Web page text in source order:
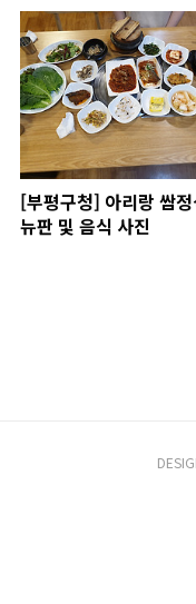
[부평구청] 아리랑 쌈정
뉴판 및 음식 사진